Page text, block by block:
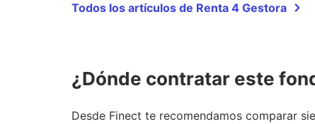
Todos los artículos de Renta 4 Gestora
¿Dónde contratar este
Desde Finect te recomendamos comparar